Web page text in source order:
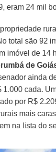
eram 24 mil
total são 92
imóvel de 14
de
ainda
1.000 cada.
por R$
mais
na lista do